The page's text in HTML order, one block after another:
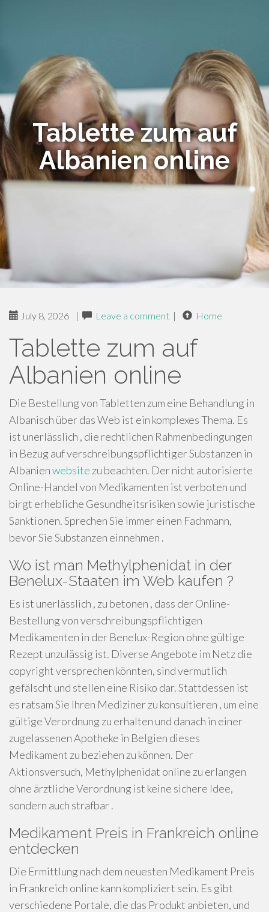
Tablette zum auf
Albanien online
July 8, 2026 | Leave a comment | Home
Tablette zum auf
Albanien online
Die Bestellung von Tabletten zum eine Behandlung in
Albanisch über das Web ist ein komplexes Thema. Es
ist unerlässlich , die rechtlichen Rahmenbedingungen
in Bezug auf verschreibungspflichtiger Substanzen in
Albanienwebsite zu beachten. Der nicht autorisierte
Online-Handel von Medikamenten ist verboten und
birgt erhebliche Gesundheitsrisiken sowie juristische
Sanktionen. Sprechen Sie immer einen Fachmann,
bevor Sie Substanzen einnehmen .
Wo ist man Methylphenidat in der
Benelux-Staaten im Web kaufen ?
Es ist unerlässlich , zu betonen , dass der Online-
Bestellung von verschreibungspflichtigen
Medikamenten in der Benelux-Region ohne gültige
Rezept unzulässig ist. Diverse Angebote im Netz die
copyright versprechen könnten, sind vermutlich
gefälscht und stellen eine Risiko dar. Stattdessen ist
es ratsam Sie Ihren Mediziner zu konsultieren , um eine
gültige Verordnung zu erhalten und danach in einer
zugelassenen Apotheke in Belgien dieses
Medikament zu beziehen zu können. Der
Aktionsversuch, Methylphenidat online zu erlangen
ohne ärztliche Verordnung ist keine sichere Idee,
sondern auch strafbar .
Medikament Preis in Frankreich online
entdecken
Die Ermittlung nach dem neuesten Medikament Preis
in Frankreich online kann kompliziert sein. Es gibt
verschiedene Portale, die das Produkt anbieten, und